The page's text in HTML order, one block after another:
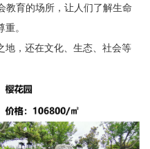
育的场所，让人们了解生命
。
地，还在文化、生态、社会等